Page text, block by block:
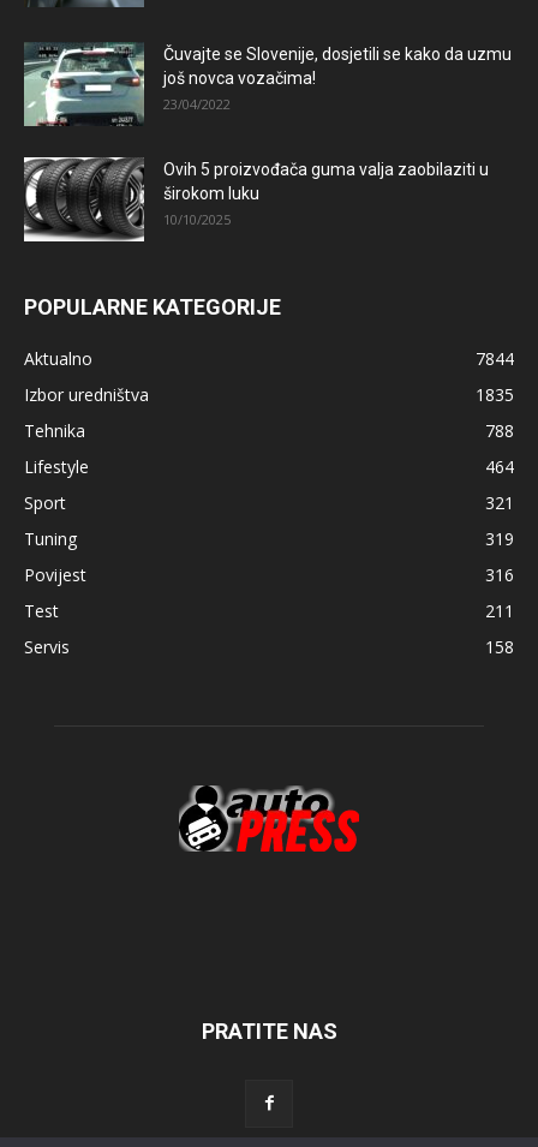
Čuvajte se Slovenije, dosjetili se kako da uzmu
još novca vozačima!
23/04/2022
Ovih 5 proizvođača guma valja zaobilaziti u
širokom luku
10/10/2025
POPULARNE KATEGORIJE
Aktualno
7844
Izbor uredništva
1835
Tehnika
788
Lifestyle
464
Sport
321
Tuning
319
Povijest
316
Test
211
Servis
158
PRATITE NAS